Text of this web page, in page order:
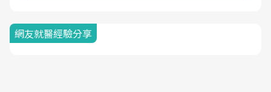
網友就醫經驗分享